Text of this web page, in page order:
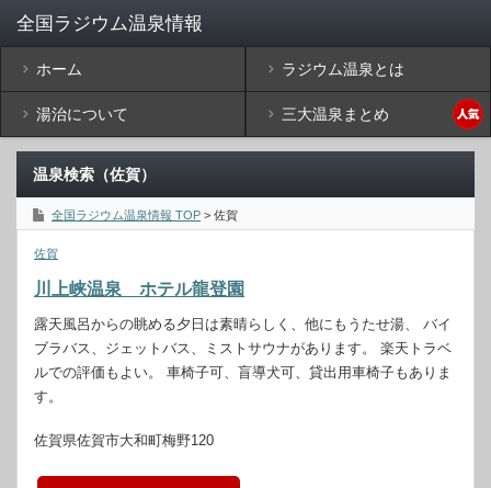
ホーム ラジウム温泉とは
湯治について 三大温泉まとめ
温泉検索（佐賀）
全国ラジウム温泉情報 TOP > 佐賀
佐賀
川上峡温泉 ホテル龍登園
露天風呂からの眺める夕日は素晴らしく、他にもうたせ湯、 バイ
ブラバス、ジェットバス、ミストサウナがあります。 楽天トラベ
ルでの評価もよい。 車椅子可、盲導犬可、貸出用車椅子もありま
す。
佐賀県佐賀市大和町梅野120